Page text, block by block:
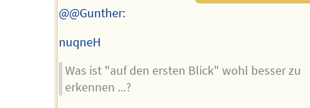
@@Gunther:
nuqneH
Was ist "auf den ersten Blick" wohl besser zu
erkennen ...?